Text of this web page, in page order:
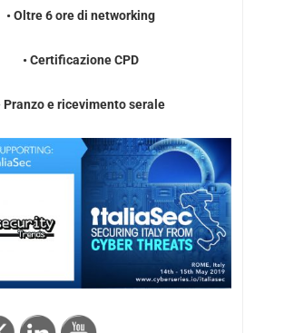
• Oltre 6 ore di networking
• Certificazione CPD
Pranzo e ricevimento serale